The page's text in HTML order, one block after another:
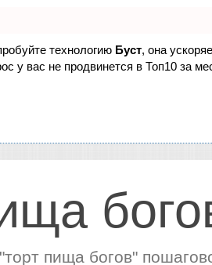
технологию Буст, она
у вас не продвинется в Топ10 за
пища богов"